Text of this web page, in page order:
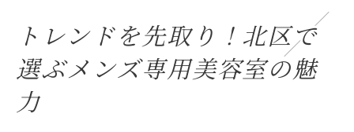
トレンドを先取り！北区で
選ぶメンズ専用美容室の魅
力